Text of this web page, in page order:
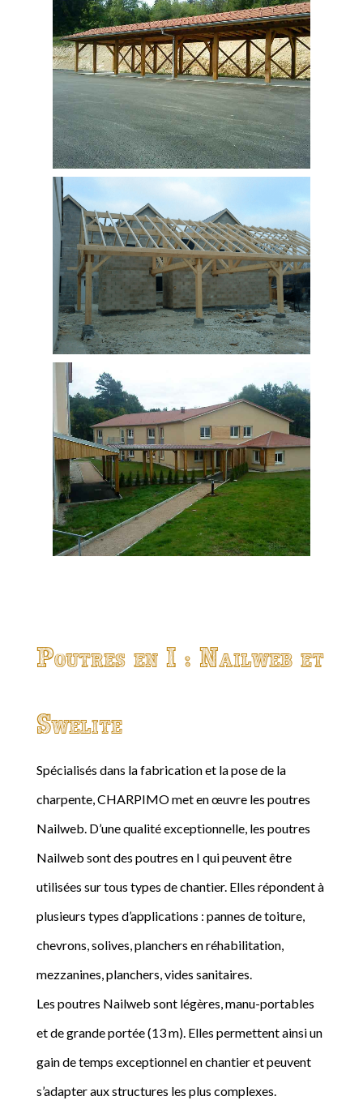
Poutres en I : Nailweb et
Swelite
Spécialisés dans la fabrication et la pose de la
charpente, CHARPIMO met en œuvre les poutres
Nailweb. D’une qualité exceptionnelle, les poutres
Nailweb sont des poutres en I qui peuvent être
utilisées sur tous types de chantier. Elles répondent à
plusieurs types d’applications : pannes de toiture,
chevrons, solives, planchers en réhabilitation,
mezzanines, planchers, vides sanitaires.
Les poutres Nailweb sont légères, manu-portables
et de grande portée (13 m). Elles permettent ainsi un
gain de temps exceptionnel en chantier et peuvent
s’adapter aux structures les plus complexes.